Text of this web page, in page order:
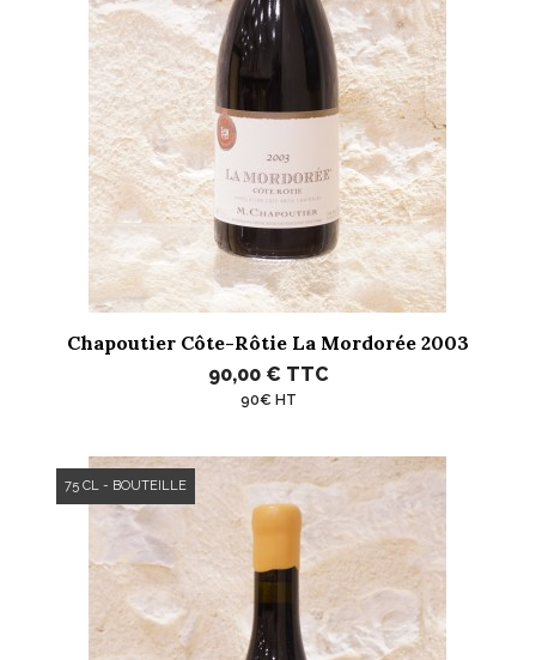
Chapoutier Côte-Rôtie La Mordorée 2003
90,00 € TTC
90€ HT
75 CL - BOUTEILLE